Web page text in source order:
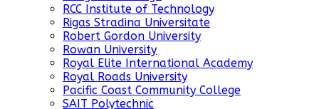
RCC Institute of Technology
Rigas Stradina Universitate
Robert Gordon University
Rowan University
Royal Elite International Academy
Royal Roads University
Pacific Coast Community College
SAIT Polytechnic